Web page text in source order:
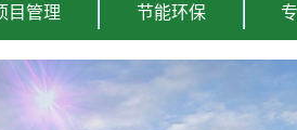
目管理 节能环保